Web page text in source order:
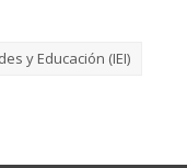
y Educación (IEI)